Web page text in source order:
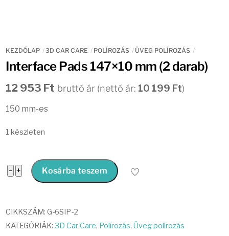
KEZDŐLAP 3D CAR CARE POLÍROZÁS ÜVEG POLÍROZÁS
Interface Pads 147×10 mm (2 darab)
12 953 Ft bruttó ár (nettó ár: 10 199 Ft)
150 mm-es
1 készleten
− Interface
mm
(2
+ Kosárba teszem
CIKKSZÁM:G-6SIP-2
KATEGÓRIÁK:3D Car Care, Polírozás,Üveg polírozás